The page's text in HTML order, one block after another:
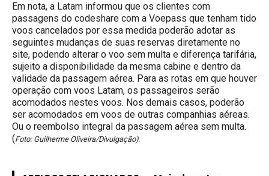
Em nota, a Latam informou que os clientes com
passagens do codeshare com a Voepass que tenham tido
voos cancelados por essa medida poderão adotar as
seguintes mudanças de suas reservas diretamente no
site, podendo alterar o voo sem multa e diferença tarifária,
sujeito a disponibilidade da mesma cabine e dentro da
validade da passagem aérea. Para as rotas em que houver
operação com voos Latam, os passageiros serão
acomodados nestes voos. Nos demais casos, poderão
ser acomodados em voos de outras companhias aéreas.
Ou o reembolso integral da passagem aérea sem multa.
(Foto: Guilherme Oliveira/Divulgação).